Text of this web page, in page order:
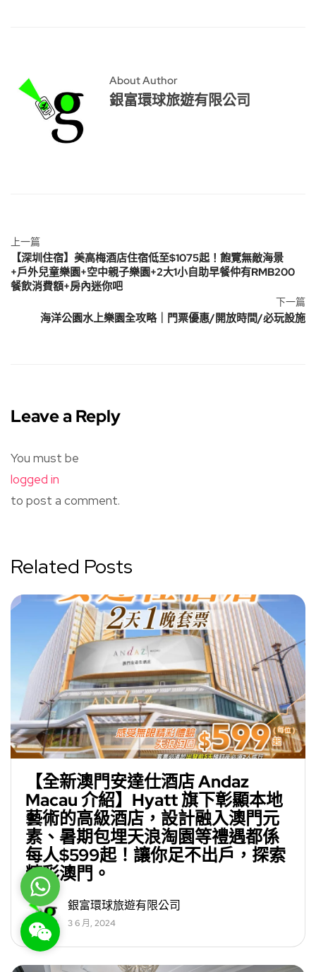
About Author
銀富環球旅遊有限公司
上一篇
【深圳住宿】美高梅酒店住宿低至$1075起！飽覽無敵海景
+戶外兒童樂園+空中親子樂園+2大1小自助早餐仲有RMB200
餐飲消費額+房內迷你吧
下一篇
海洋公園水上樂園全攻略｜門票優惠/開放時間/必玩設施
Leave a Reply
You must be
logged in
to post a comment.
Related Posts
【全新澳門安達仕酒店 Andaz
Macau 介紹】Hyatt 旗下彰顯本地
藝術的高級酒店，設計融入澳門元
素、暑期包埋天浪淘園等禮遇都係
每人$599起！讓你足不出戶，探索
精彩澳門。
銀富環球旅遊有限公司
3 6 月, 2024
WhatsApp
WeChat: rsgt819